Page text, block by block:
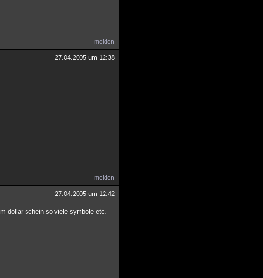
melden
27.04.2005 um 12:38
melden
27.04.2005 um 12:42
dollar schein so viele symbole etc.